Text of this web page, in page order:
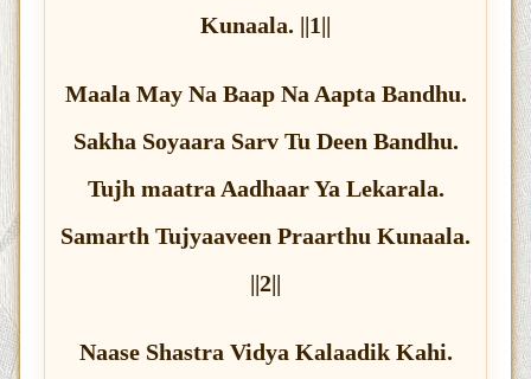
Kunaala. ||1||
Maala May Na Baap Na Aapta Bandhu.
Sakha Soyaara Sarv Tu Deen Bandhu.
Tujh maatra Aadhaar Ya Lekarala.
Samarth Tujyaaveen Praarthu Kunaala.
||2||
Naase Shastra Vidya Kalaadik Kahi.